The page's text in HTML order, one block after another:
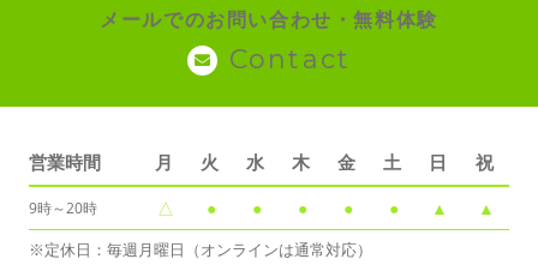
メールでのお問い合わせ・無料体験
Contact
営業時間 月 火 水 木 金 土 日 祝
9時～20時 △ ● ● ● ● ● ▲ ▲
※定休日：毎週月曜日（オンラインは通常対応）